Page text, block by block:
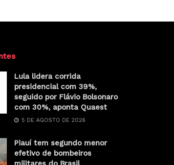
Lula lidera corrida
presidencial com 39%,
seguido por Flávio Bolsonaro
com 30%, aponta Quaest
5 DE AGOSTO DE 2026
Piauí tem segundo menor
efetivo de bombeiros